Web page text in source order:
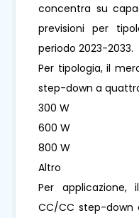
concentra su
previsioni per
periodo 2023-2033.
Per tipologia, il
step-down a
300 W
600 W
800 W
Altro
Per
CC/CC step-down